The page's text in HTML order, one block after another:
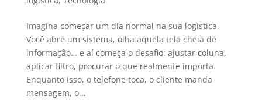
Imagina começar um dia normal na sua logística.
Você abre um sistema, olha aquela tela cheia de
informação… e aí começa o desafio: ajustar coluna,
aplicar filtro, procurar o que realmente importa.
Enquanto isso, o telefone toca, o cliente manda
mensagem, o...